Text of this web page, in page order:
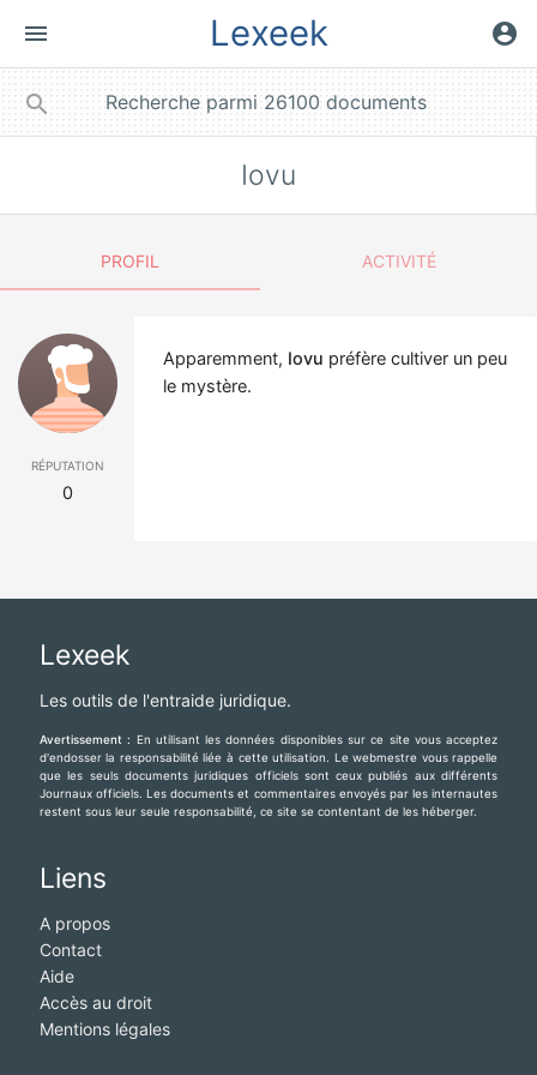
menu Lexeek account_circle
search
Iovu
PROFIL ACTIVITÉ
réputation
0
Apparemment, Iovu préfère cultiver un peu
le mystère.
Lexeek
Les outils de l'entraide juridique.
Avertissement : En utilisant les données disponibles sur ce site vous acceptez
d'endosser la responsabilité liée à cette utilisation. Le webmestre vous rappelle
que les seuls documents juridiques officiels sont ceux publiés aux différents
Journaux officiels. Les documents et commentaires envoyés par les internautes
restent sous leur seule responsabilité, ce site se contentant de les héberger.
Liens
A propos
Contact
Aide
Accès au droit
Mentions légales